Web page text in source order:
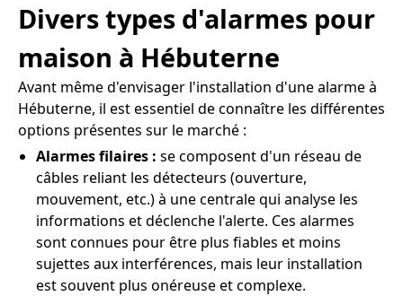
Divers types d'alarmes pour
maison à Hébuterne
Avant même d'envisager l'installation d'une alarme à
Hébuterne, il est essentiel de connaître les différentes
options présentes sur le marché :
Alarmes filaires : se composent d'un réseau de
câbles reliant les détecteurs (ouverture,
mouvement, etc.) à une centrale qui analyse les
informations et déclenche l'alerte. Ces alarmes
sont connues pour être plus fiables et moins
sujettes aux interférences, mais leur installation
est souvent plus onéreuse et complexe.